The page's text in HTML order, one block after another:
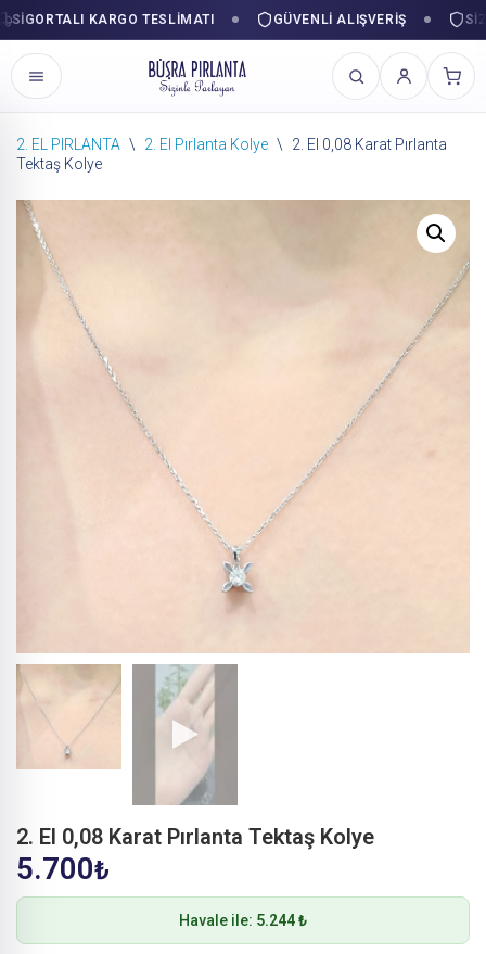
KARGO TESLIMATI GÜVENLI ALIŞVERIŞ
İçeriğe
2. EL PIRLANTA \ 2. El Pırlanta Kolye \
2. El 0,08 Karat Pırlanta
Tektaş Kolye
2. El 0,08 Karat Pırlanta Tektaş Kolye
5.700₺
Havale ile: 5.244 ₺